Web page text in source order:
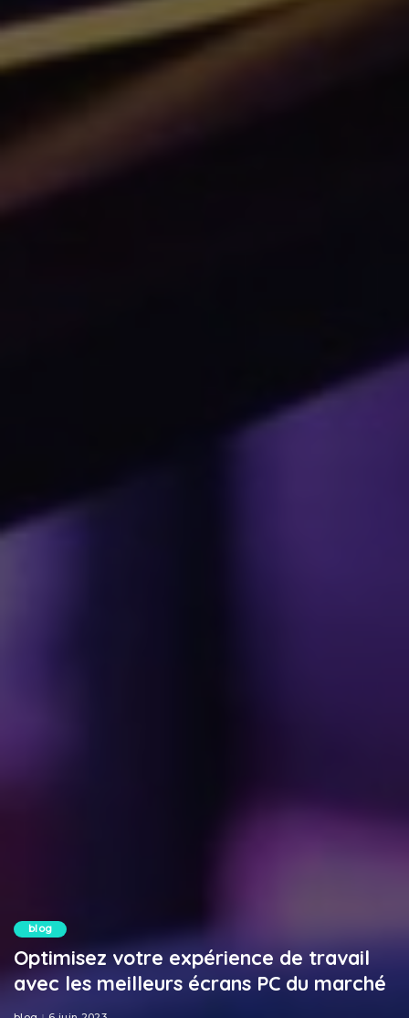
blog
Optimisez votre expérience de travail
avec les meilleurs écrans PC du marché